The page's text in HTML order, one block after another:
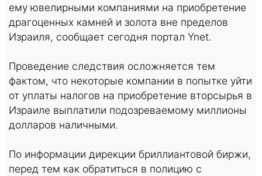
ему ювелирными компаниями на приобретение
драгоценных камней и золота вне пределов
Израиля, сообщает сегодня портал Ynet.
Проведение следствия осложняется тем
фактом, что некоторые компании в попытке уйти
от уплаты налогов на приобретение вторсырья в
Израиле выплатили подозреваемому миллионы
долларов наличными.
По информации дирекции бриллиантовой биржи,
перед тем как обратиться в полицию с